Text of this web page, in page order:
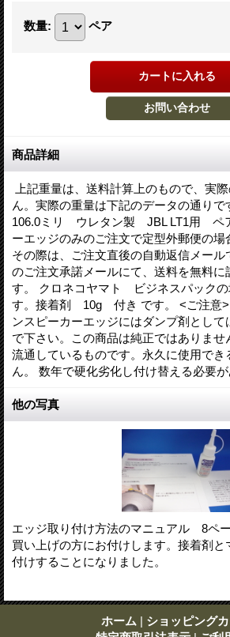
数量: ペア
商品詳細
上記重量は、送料計算上のもので、実
ん。実際の重量は下記のデータの通りで
106.0ミリ ウレタン製 JBL LT1用 ペ
ーエッジのみのご注文で定型外郵便の場
その際は、ご注文直後の自動返信メール
のご注文承諾メールにて、送料を無料に
す。 クロネコヤマト ビジネスパックの
す。接着剤 10g 付き です。 <ご注意>
ンスピーカーエッジにはダンプ剤として
で下さい。この商品は純正ではありませ
流通しているものです。永久に使用でき
ん。 数年で硬化劣化し付け替える必要が
他の写真
エッジ取り付け方法のマニュアル 8ペ
買い上げの方にお付けします。接着剤と
付けすることになりました。
ホーム | ショッピング